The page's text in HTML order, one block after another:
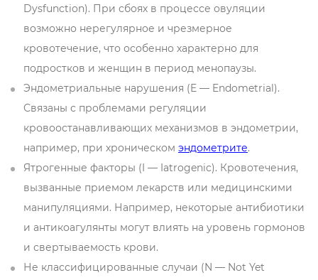
Dysfunction). При сбоях в процессе овуляции
возможно нерегулярное и чрезмерное
кровотечение, что особенно характерно для
подростков и женщин в период менопаузы.
Эндометриальные нарушения (E — Endometrial).
Связаны с проблемами регуляции
кровоостанавливающих механизмов в эндометрии,
например, при хроническом эндометрите.
Ятрогенные факторы (I — Iatrogenic). Кровотечения,
вызванные приемом лекарств или медицинскими
манипуляциями. Например, некоторые антибиотики
и антикоагулянты могут влиять на уровень гормонов
и свертываемость крови.
Не классифицированные случаи (N — Not Yet